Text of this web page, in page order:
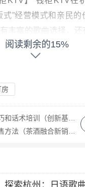
式”经营模式和亲民
丰富的歌曲选择，还
会的理想场所。 关键
KTV】 麦乐迪KTV以
您打造独一无二的娱
动，这里都是绝佳选
调音师 5. 【K歌之
密性强的环境著称。
关键词：豪华VIP包
颂KTV以丰富的曲库
阅读剩余的15%
新基酒销售策略与高效沟通话术精进工作坊）
融合新销策略：创新路径引领市场变革）